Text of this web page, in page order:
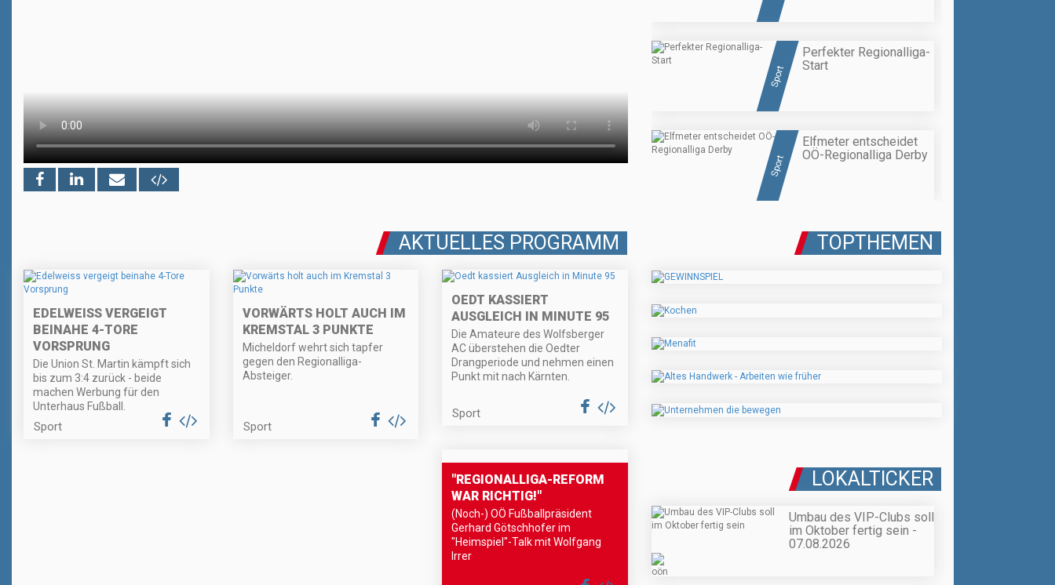
Sport
Perfekter Regionalliga-
Start
Sport
Elfmeter entscheidet
OÖ-Regionalliga Derby
AKTUELLES PROGRAMM
EDELWEISS VERGEIGT
BEINAHE 4-TORE
VORSPRUNG
Die Union St. Martin kämpft sich
bis zum 3:4 zurück - beide
machen Werbung für den
Unterhaus Fußball.
Sport
VORWÄRTS HOLT AUCH IM
KREMSTAL 3 PUNKTE
Micheldorf wehrt sich tapfer
gegen den Regionalliga-
Absteiger.
Sport
OEDT KASSIERT
AUSGLEICH IN MINUTE 95
Die Amateure des Wolfsberger
AC überstehen die Oedter
Drangperiode und nehmen einen
Punkt mit nach Kärnten.
Sport
"REGIONALLIGA-REFORM
WAR RICHTIG!"
(Noch-) OÖ Fußballpräsident
Gerhard Götschhofer im
"Heimspiel"-Talk mit Wolfgang
Irrer
TOPTHEMEN
LOKALTICKER
Umbau des VIP-Clubs soll
im Oktober fertig sein -
07.08.2026